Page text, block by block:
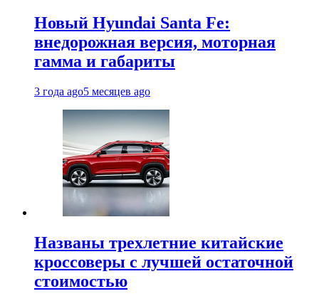
Новый Hyundai Santa Fe:
внедорожная версия, моторная
гамма и габариты
3 года ago5 месяцев ago
Названы трехлетние китайские
кроссоверы с лучшей остаточной
стоимостью